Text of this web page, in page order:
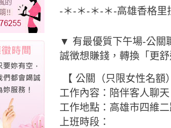
-＊-＊-＊-＊-高雄香格
▼ 有最優質下午場-公關
誠徴想賺錢，轉換「更
【 公關（只限女性名額
工作內容：陪伴客人聊
工作地點：高雄市四維
上班時段：